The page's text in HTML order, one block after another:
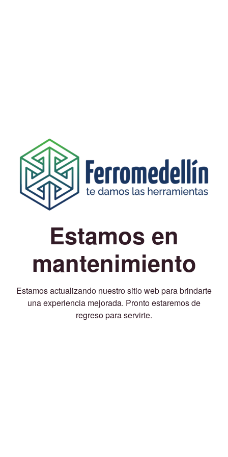
Estamos en
mantenimiento
Estamos actualizando nuestro sitio web para brindarte
una experiencia mejorada. Pronto estaremos de
regreso para servirte.